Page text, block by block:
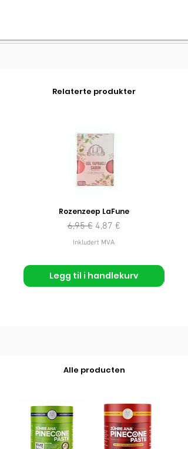
Relaterte produkter
Rozenzeep LaFune
Vanlig pris
6,95 € Salgspris
4,87 €
Inkludert MVA
Legg til i handlekurv
Alle producten